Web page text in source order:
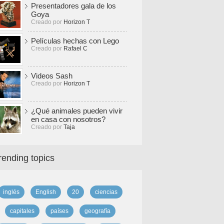
Presentadores gala de los
Goya
Creado por Horizon T
Películas hechas con Lego
Creado por Rafael C
Videos Sash
Creado por Horizon T
¿Qué animales pueden vivir
en casa con nosotros?
Creado por Taja
topics
inglés English 20 ciencias
capitales países geografía